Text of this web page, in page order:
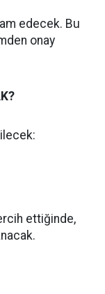
edecek. Bu
onay
ettiğinde,